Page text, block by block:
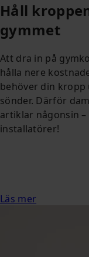
Håll
gymmet
Att dra in på
hålla nere
behöver din kropp
sönder. Därför
artiklar någonsin
installatörer!
Läs mer